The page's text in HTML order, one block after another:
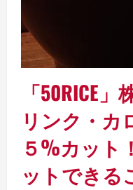
「50RICE
リンク・カ
５%カット
ットできる